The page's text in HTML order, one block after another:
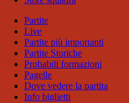
Partite
Live
Partite più importanti
Partite Storiche
Probabili formazioni
Pagelle
Dove vedere la partita
Info biglietti